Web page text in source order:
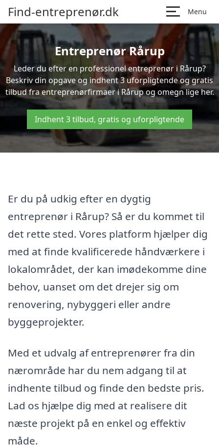
Find-entreprenør.dk Menu
Entreprenør Rårup
Leder du efter en professionel entreprenør i Rårup?
Beskriv din opgave og indhent 3 uforpligtende og gratis
tilbud fra entreprenørfirmaer i Rårup og omegn lige her.
Indhent 3 tilbud, gratis og uforpligtende
Er du på udkig efter en dygtig
entreprenør i Rårup? Så er du kommet til
det rette sted. Vores platform hjælper dig
med at finde kvalificerede håndværkere i
lokalområdet, der kan imødekomme dine
behov, uanset om det drejer sig om
renovering, nybyggeri eller andre
byggeprojekter.
Med et udvalg af entreprenører fra din
nærområde har du nem adgang til at
indhente tilbud og finde den bedste pris.
Lad os hjælpe dig med at realisere dit
næste projekt på en enkel og effektiv
måde.